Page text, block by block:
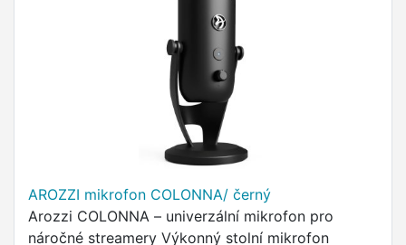
AROZZI mikrofon COLONNA/ černý
Arozzi COLONNA – univerzální mikrofon pro
náročné streamery Výkonný stolní mikrofon